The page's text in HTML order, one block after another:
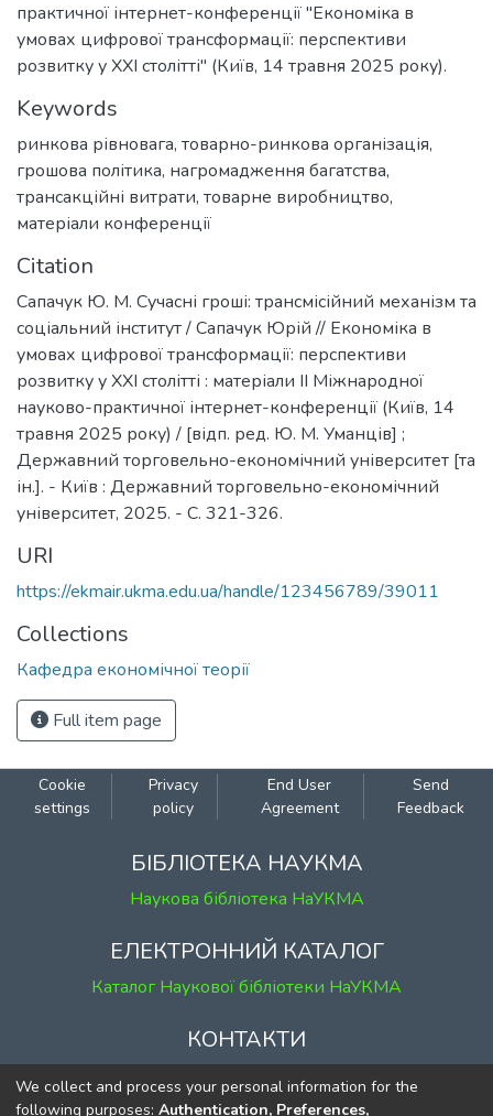
практичної інтернет-конференції "Економіка в
умовах цифрової трансформації: перспективи
розвитку у XXI столітті" (Київ, 14 травня 2025 року).
Keywords
ринкова рівновага, товарно-ринкова організація,
грошова політика, нагромадження багатства,
трансакційні витрати, товарне виробництво,
матеріали конференції
Citation
Сапачук Ю. М. Сучасні гроші: трансмісійний механізм та
соціальний інститут / Сапачук Юрій // Економіка в
умовах цифрової трансформації: перспективи
розвитку у XXI столітті : матеріали ІІ Міжнародної
науково-практичної інтернет-конференції (Київ, 14
травня 2025 року) / [відп. ред. Ю. М. Уманців] ;
Державний торговельно-економічний університет [та
ін.]. - Київ : Державний торговельно-економічний
університет, 2025. - С. 321-326.
URI
https://ekmair.ukma.edu.ua/handle/123456789/39011
Collections
Кафедра економічної теорії
Full item page
Cookie
settings
Privacy
policy
End User
Agreement
Send
Feedback
БІБЛІОТЕКА НАУКМА
Наукова бібліотека НаУКМА
ЕЛЕКТРОННИЙ КАТАЛОГ
Каталог Наукової бібліотеки НаУКМА
КОНТАКТИ
м. Київ, вул. Григорія Сковороди, 2
к. 1, к. 120
We collect and process your personal information for the
following purposes: Authentication, Preferences,